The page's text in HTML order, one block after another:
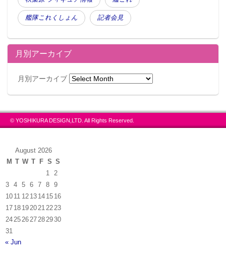
艦隊これくしょん 記者会見
月別アーカイブ
月別アーカイブ
© YOSHIKURA DESIGN,LTD. All Rights Reserved.
August 2026
M T W T F S S
1
2
3
4 5 6 7 8
9
10 11 12 13 14 15 16
17 18 19 20 21 22 23
24 25 26 27 28 2930
31
« Jun